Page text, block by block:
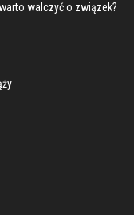
walczyć o związek?